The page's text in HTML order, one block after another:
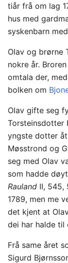
tiår frå om lag
hus med
syskenbarn
Olav og brørne
nokre år.
omtala der,
bolken om
Olav gifte seg
Torsteinsdotter
yngste dotter
Møsstrond og
seg med Olav
som hadde
Rauland II, 545,
1789, men me
det kjent at
dei har halde til
Frå same året
Sigurd